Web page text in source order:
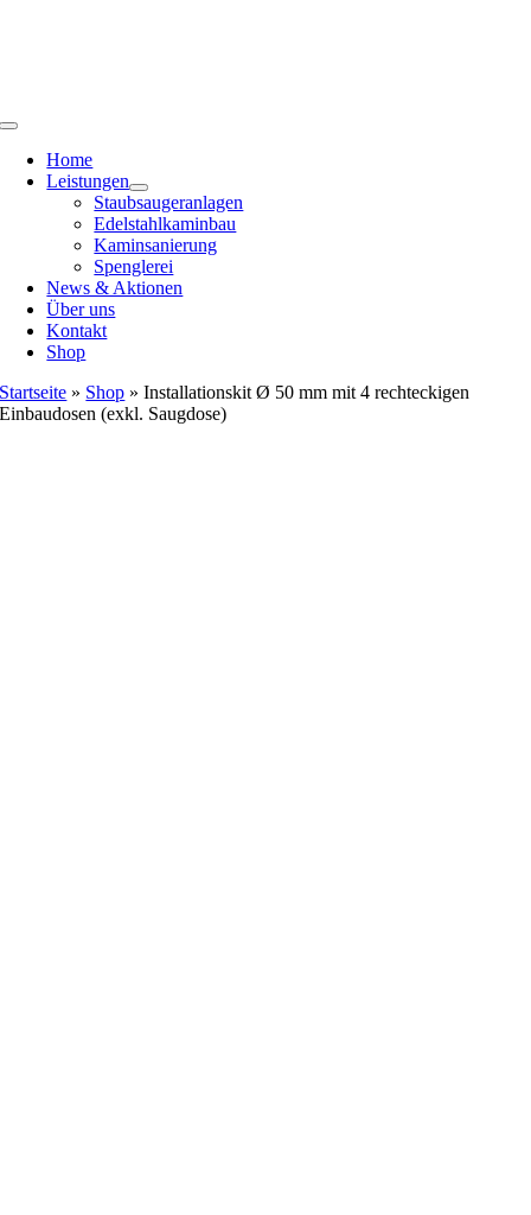
Toggle
NavigationHome
Leistungen
Staubsaugeranlagen
Edelstahlkaminbau
Kaminsanierung
Spenglerei
News & Aktionen
Über uns
Kontakt
Shop
Startseite » Shop »Installationskit Ø 50 mm mit 4 rechteckigen
Einbaudosen (exkl. Saugdose)